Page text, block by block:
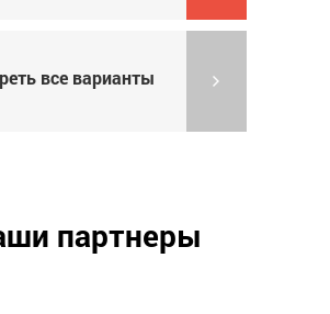
все варианты
партнеры